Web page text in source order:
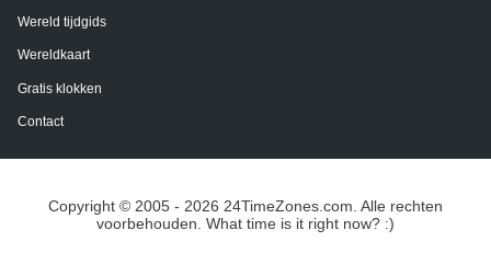
Wereld tijdgids
Wereldkaart
Gratis klokken
Contact
Copyright © 2005 - 2026 24TimeZones.com. Alle rechten
voorbehouden. What time is it right now? :)